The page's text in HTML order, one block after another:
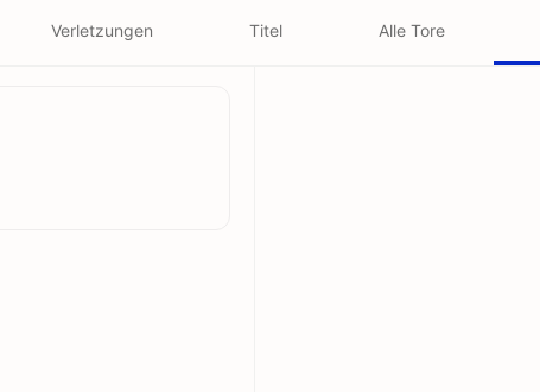
Verletzungen Titel Alle Tore